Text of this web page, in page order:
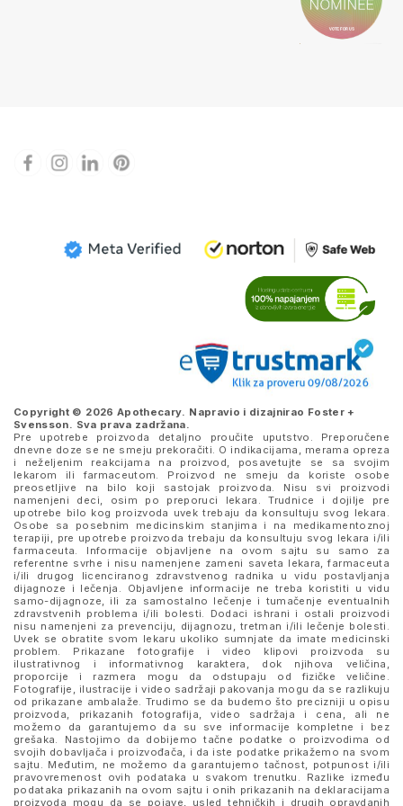
Copyright © 2026 Apothecary. Napravio i dizajnirao Foster +
Svensson. Sva prava zadržana.
Pre upotrebe proizvoda detaljno proučite uputstvo. Preporučene
dnevne doze se ne smeju prekoračiti. O indikacijama, merama opreza
i neželjenim reakcijama na proizvod, posavetujte se sa svojim
lekarom ili farmaceutom. Proizvod ne smeju da koriste osobe
preosetljive na bilo koji sastojak proizvoda. Nisu svi proizvodi
namenjeni deci, osim po preporuci lekara. Trudnice i dojilje pre
upotrebe bilo kog proizvoda uvek trebaju da konsultuju svog lekara.
Osobe sa posebnim medicinskim stanjima i na medikamentoznoj
terapiji, pre upotrebe proizvoda trebaju da konsultuju svog lekara i/ili
farmaceuta. Informacije objavljene na ovom sajtu su samo za
referentne svrhe i nisu namenjene zameni saveta lekara, farmaceuta
i/ili drugog licenciranog zdravstvenog radnika u vidu postavljanja
dijagnoze i lečenja. Objavljene informacije ne treba koristiti u vidu
samo-dijagnoze, ili za samostalno lečenje i tumačenje eventualnih
zdravstvenih problema i/ili bolesti. Dodaci ishrani i ostali proizvodi
nisu namenjeni za prevenciju, dijagnozu, tretman i/ili lečenje bolesti.
Uvek se obratite svom lekaru ukoliko sumnjate da imate medicinski
problem. Prikazane fotografije i video klipovi proizvoda su
ilustrativnog i informativnog karaktera, dok njihova veličina,
proporcije i razmera mogu da odstupaju od fizičke veličine.
Fotografije, ilustracije i video sadržaji pakovanja mogu da se razlikuju
od prikazane ambalaže. Trudimo se da budemo što precizniji u opisu
proizvoda, prikazanih fotografija, video sadržaja i cena, ali ne
možemo da garantujemo da su sve informacije kompletne i bez
grešaka. Nastojimo da dobijemo tačne podatke o proizvodima od
svojih dobavljača i proizvođača, i da iste podatke prikažemo na svom
sajtu. Međutim, ne možemo da garantujemo tačnost, potpunost i/ili
pravovremenost ovih podataka u svakom trenutku. Razlike između
podataka prikazanih na ovom sajtu i onih prikazanih na deklaracijama
proizvoda mogu da se pojave, usled tehničkih i drugih opravdanih